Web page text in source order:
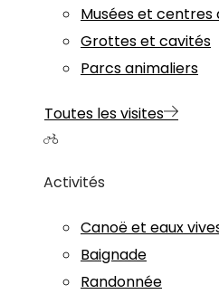
Musées et centres
Grottes et cavités
Parcs animaliers
Toutes les visites
Activités
Canoë et eaux
Baignade
Randonnée